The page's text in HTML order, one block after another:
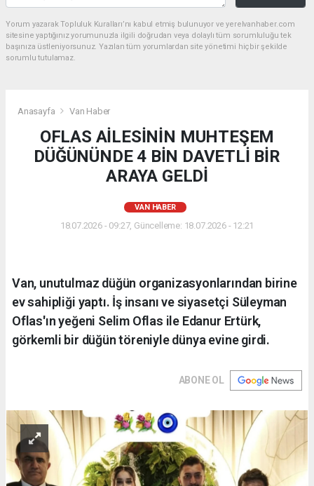
Yorum yazarak Topluluk Kuralları’nı kabul etmiş bulunuyor ve yerelvanhaber.com
sitesine yaptığınız yorumunuzla ilgili doğrudan veya dolaylı tüm sorumluluğu tek
başınıza üstleniyorsunuz. Yazılan tüm yorumlardan site yönetimi hiçbir şekilde
sorumlu tutulamaz.
Anasayfa Van Haber
OFLAS AİLESİNİN MUHTEŞEM
DÜĞÜNÜNDE 4 BİN DAVETLİ BİR
ARAYA GELDİ
VAN HABER
18.07.2026 - 09:27, Güncelleme: 18.07.2026 - 12:21
Van, unutulmaz düğün organizasyonlarından birine
ev sahipliği yaptı. İş insanı ve siyasetçi Süleyman
Oflas'ın yeğeni Selim Oflas ile Edanur Ertürk,
görkemli bir düğün töreniyle dünya evine girdi.
ABONE OL